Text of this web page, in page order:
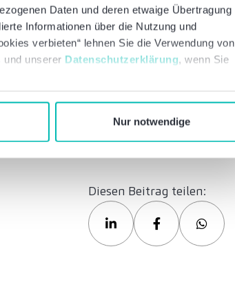
Daten und deren etwaige Übertragung
Informationen über die Nutzung und
verbieten“ lehnen Sie die Verwendung von
und unserer Datenschutzerklärung, wenn Sie
Nur notwendige
Diesen Beitrag teilen: